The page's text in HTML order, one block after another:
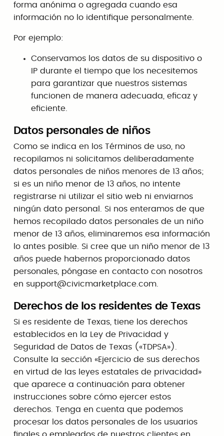
forma anónima o agregada cuando esa
información no lo identifique personalmente.
Por ejemplo:
Conservamos los datos de su dispositivo o
IP durante el tiempo que los necesitemos
para garantizar que nuestros sistemas
funcionen de manera adecuada, eficaz y
eficiente.
Datos personales de niños
Como se indica en los Términos de uso, no
recopilamos ni solicitamos deliberadamente
datos personales de niños menores de 13 años;
si es un niño menor de 13 años, no intente
registrarse ni utilizar el sitio web ni enviarnos
ningún dato personal. Si nos enteramos de que
hemos recopilado datos personales de un niño
menor de 13 años, eliminaremos esa información
lo antes posible. Si cree que un niño menor de 13
años puede habernos proporcionado datos
personales, póngase en contacto con nosotros
en support@civicmarketplace.com.
Derechos de los residentes de Texas
Si es residente de Texas, tiene los derechos
establecidos en la Ley de Privacidad y
Seguridad de Datos de Texas («TDPSA»).
Consulte la sección «Ejercicio de sus derechos
en virtud de las leyes estatales de privacidad»
que aparece a continuación para obtener
instrucciones sobre cómo ejercer estos
derechos. Tenga en cuenta que podemos
procesar los datos personales de los usuarios
finales o empleados de nuestros clientes en